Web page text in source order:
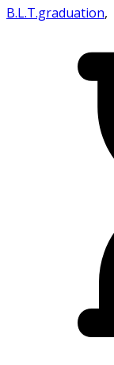
B.L.T.graduation,